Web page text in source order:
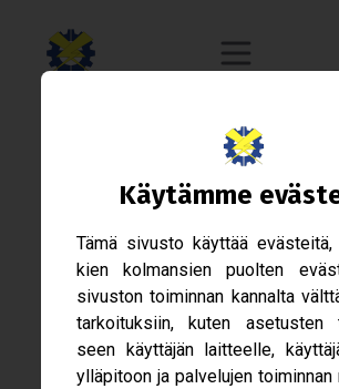
Var­si­nai­nen
Hake­mus
Käy­tämme
Tämä sivusto käyt­tää
kien kol­man­sien puol­ten
sivus­ton toi­min­nan kan­nalta
tar­koi­tuk­siin, kuten ase­tus­ten
seen käyt­tä­jän lait­teelle,
yllä­pi­toon ja pal­ve­lu­jen